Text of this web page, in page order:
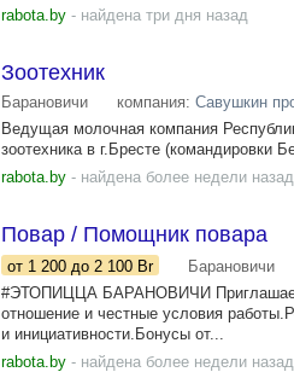
rabota.by - найдена три дня назад
Зоотехник
Барановичи компания: Савушкин
Ведущая молочная компания
зоотехника в г.Бресте (командировки
rabota.by - найдена более недели назад
Повар / Помощник повара
от 1 200 до 2 100 Br Барановичи
#ЭТОПИЦЦА БАРАНОВИЧИ Приглашаем
отношение и честные условия
и инициативности.Бонусы от...
rabota.by - найдена более недели назад